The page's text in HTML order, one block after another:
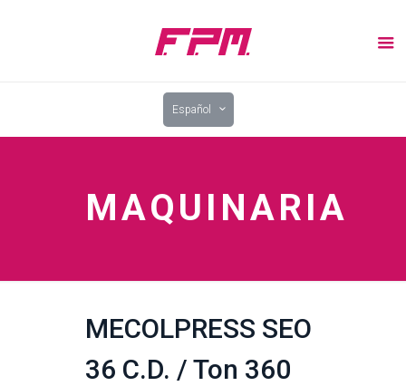
Español
MAQUINARIA
MECOLPRESS SEO
36 C.D. / Ton 360